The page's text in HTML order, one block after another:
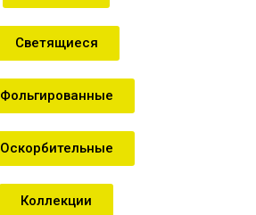
Светящиеся
Фольгированные
Оскорбительные
Коллекции